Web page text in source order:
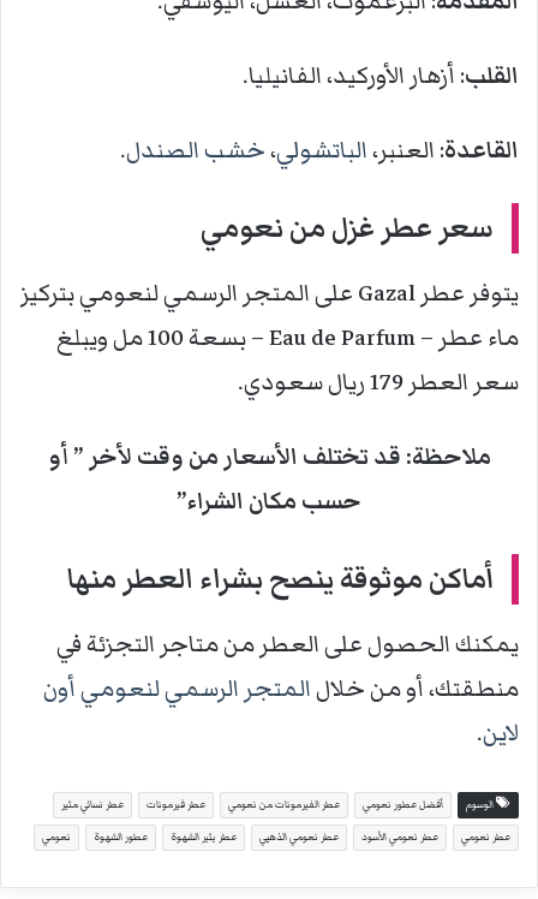
القلب: أزهار الأوركيد، الفانيليا.
القاعدة: العنبر،الباتشولي،خشب الصندل.
سعر عطرغزل من نعومي
يتوفر عطر Gazal على المتجر الرسمي لنعومي بتركيز
ماء عطر – Eau de Parfum – بسعة 100 مل ويبلغ
سعر العطر 179 ريال سعودي.
ملاحظة: قد تختلف الأسعار من وقت لأخر ” أو
حسب مكان الشراء”
أماكن موثوقة ينصح بشراء العطر منها
يمكنك الحصول على العطر من متاجر التجزئة في
منطقتك، أو من خلالالمتجر الرسمي لنعومي أون
لاين.
الوسوم أفضل عطور نعومي عطر الفيرمونات من نعومي عطر فيرمونات عطر نسائي مثير
عطر نعومي عطر نعومي الأسود عطر نعومي الذهبي عطر يثير الشهوة عطور الشهوة نعومي